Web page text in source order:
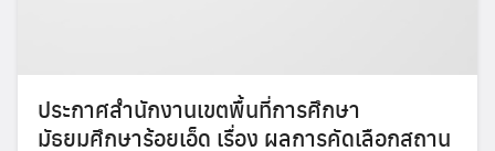
ประกาศสำนักงานเขตพื้นที่การศึกษา
มัธยมศึกษาร้อยเอ็ด เรื่อง ผลการคัดเลือกสถาน